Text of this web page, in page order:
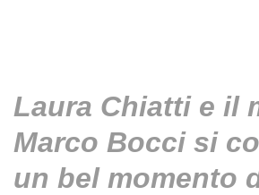
Laura Chiatti e il
Marco Bocci si
un bel momento